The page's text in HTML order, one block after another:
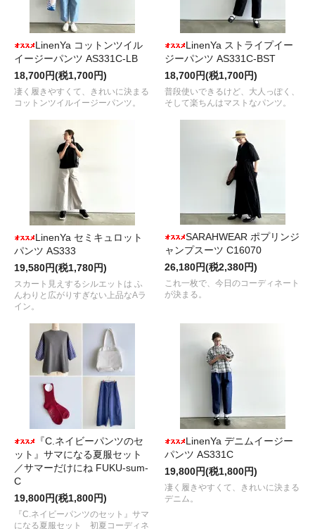
LinenYa コットンツイル
イージーパンツ AS331C-LB
18,700円(税1,700円)
凄く履きやすくて、きれいに決まる
コットンツイルイージーパンツ。
LinenYa ストライプイー
ジーパンツ AS331C-BST
18,700円(税1,700円)
普段使いできるけど、大人っぽく、
そして楽ちんはマストなパンツ。
LinenYa セミキュロット
パンツ AS333
19,580円(税1,780円)
スカート見えするシルエットは ふ
んわりと広がりすぎない上品なAラ
イン。
SARAHWEAR ポプリンジ
ャンプスーツ C16070
26,180円(税2,380円)
これ一枚で、今日のコーディネート
が決まる。
『C.ネイビーパンツのセ
ット』サマになる夏服セット
／サマーだけにね FUKU-sum-
C
19,800円(税1,800円)
『C.ネイビーパンツのセット』サマ
になる夏服セット 初夏コーディネ
LinenYa デニムイージー
パンツ AS331C
19,800円(税1,800円)
凄く履きやすくて、きれいに決まる
デニム。